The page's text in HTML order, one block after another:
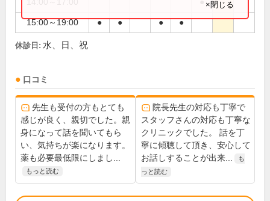
15:00～19:00 ● ● ● ●
×閉じる
休診日: 水、日、祝
口コミ
先生も受付の方もとても
感じが良く、親切でした。親
身になって話を聞いてもら
い、気持ちが楽になります。
薬も必要最低限にしまし...
もっと読む
院長先生の対応も丁寧で
スタッフさんの対応も丁寧な
クリニックでした。 話を丁
寧に傾聴して頂き、安心して
お話しすることが出来...
も
っと読む